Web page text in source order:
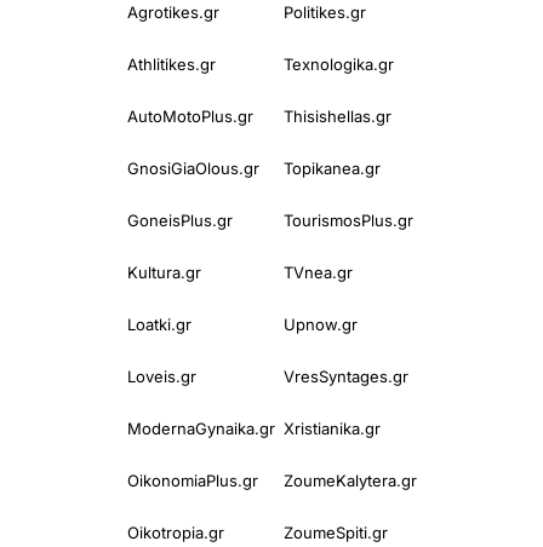
Agrotikes.gr Politikes.gr
Athlitikes.gr Texnologika.gr
AutoMotoPlus.gr Thisishellas.gr
GnosiGiaOlous.gr Topikanea.gr
GoneisPlus.gr TourismosPlus.gr
Kultura.gr TVnea.gr
Loatki.gr Upnow.gr
Loveis.gr VresSyntages.gr
ModernaGynaika.gr Xristianika.gr
OikonomiaPlus.gr ZoumeKalytera.gr
Oikotropia.gr ZoumeSpiti.gr